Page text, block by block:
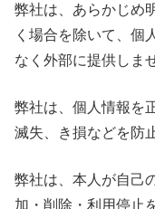
弊社は、あらかじめ
く場合を除いて、個
なく外部に提供しま
弊社は、個人情報を
滅失、き損などを防
弊社は、本人が自己
加・削除・利用停止